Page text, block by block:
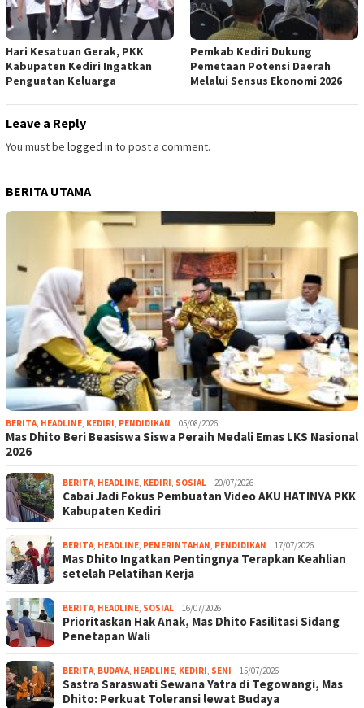
Hari Kesatuan Gerak, PKK
Kabupaten Kediri Ingatkan
Penguatan Keluarga
Pemkab Kediri Dukung
Pemetaan Potensi Daerah
Melalui Sensus Ekonomi 2026
Leave a Reply
You must be logged in to post a comment.
BERITA UTAMA
BERITA, HEADLINE, KEDIRI, PENDIDIKAN 05/08/2026
Mas Dhito Beri Beasiswa Siswa Peraih Medali Emas LKS Nasional
2026
BERITA, HEADLINE, KEDIRI, SOSIAL 20/07/2026
Cabai Jadi Fokus Pembuatan Video AKU HATINYA PKK
Kabupaten Kediri
BERITA, HEADLINE, PEMERINTAHAN, PENDIDIKAN 17/07/2026
Mas Dhito Ingatkan Pentingnya Terapkan Keahlian
setelah Pelatihan Kerja
BERITA, HEADLINE, SOSIAL 16/07/2026
Prioritaskan Hak Anak, Mas Dhito Fasilitasi Sidang
Penetapan Wali
BERITA, BUDAYA, HEADLINE, KEDIRI, SENI 15/07/2026
Sastra Saraswati Sewana Yatra di Tegowangi, Mas
Dhito: Perkuat Toleransi lewat Budaya